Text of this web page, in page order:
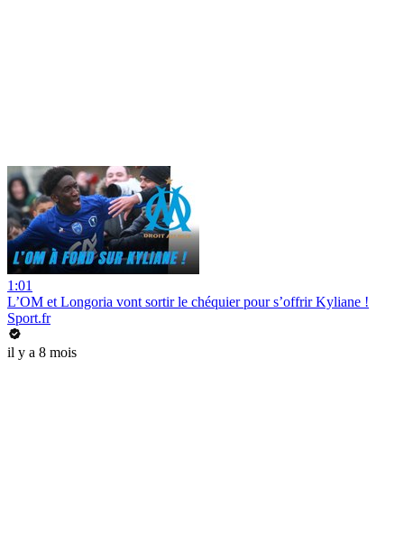
1:01
L’OM et Longoria vont sortir le chéquier pour s’offrir Kyliane !
Sport.fr
il y a 8 mois